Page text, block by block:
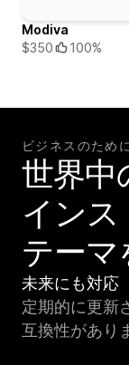
Modiva
$350
100%
ビジネスのため
世界中
イン
テーマ
未来にも対応
定期的に更新
互換性があり